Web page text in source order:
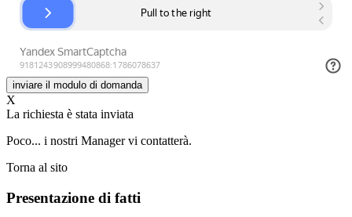
inviare il modulo di domanda
Х
La richiesta è stata inviata
Poco... i nostri Manager vi contatterà.
Torna al sito
Presentazione di fatti